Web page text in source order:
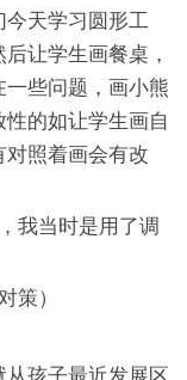
天学习圆形工
让学生画餐桌，
些问题，画小熊
的如让学生画自
照着画会有改
我当时是用了调
策）